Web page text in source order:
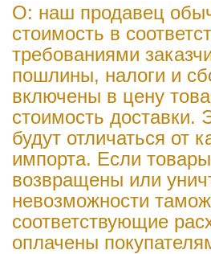
О: наш продавец
стоимость в
требованиями
пошлины, налоги и
включены в цену
стоимость доставки.
будут отличаться от
импорта. Если
возвращены или
невозможности
соответствующие
оплачены